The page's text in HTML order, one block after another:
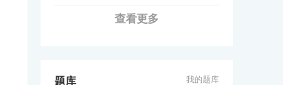
查看更多
题库 我的题库